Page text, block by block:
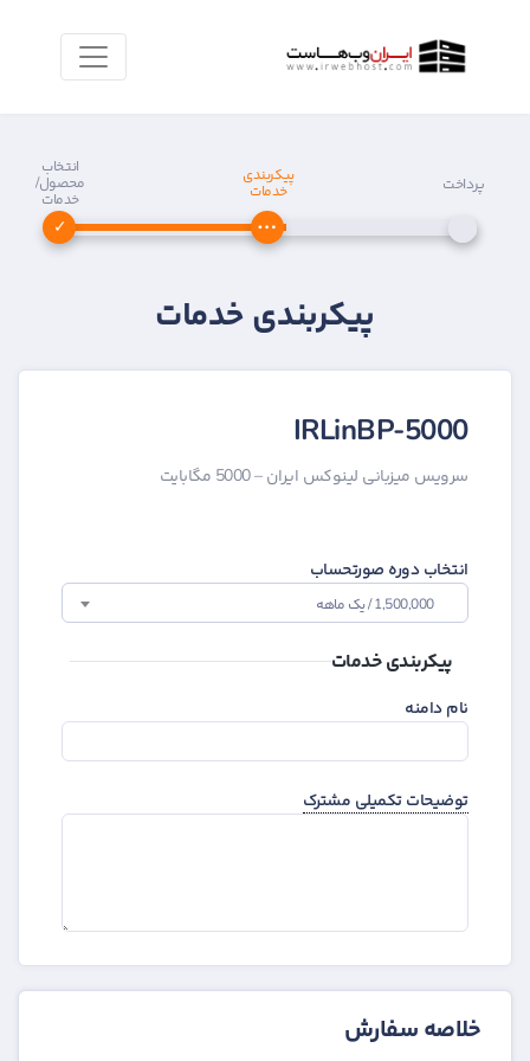
انتخاب
محصول/
خدمات
پیکربندی
خدمات
پرداخت
پیکربندی خدمات
IRLinBP-5000
سرویس میزبانی لینوکس ایران – 5000 مگابایت
انتخاب دوره صورتحساب
1,500,000 / یک ماهه
پیکربندی خدمات
نام دامنه
توضیحات تکمیلی مشترک
خلاصه سفارش